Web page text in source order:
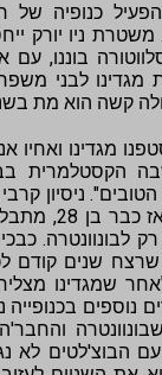
להפעיל
ומחוץ לעיר. בשנת 1911 חזר
לבני
קשה הוא מת בשנת
מגדינו ואחיו
הקסטלמרית
הטובים". ניסיון
של מלחמה עם
הטובים והופך למנהיג הכנופיה -
שנים קודם
שמגדינו
בכנופייה
הבוצ'לטים לא